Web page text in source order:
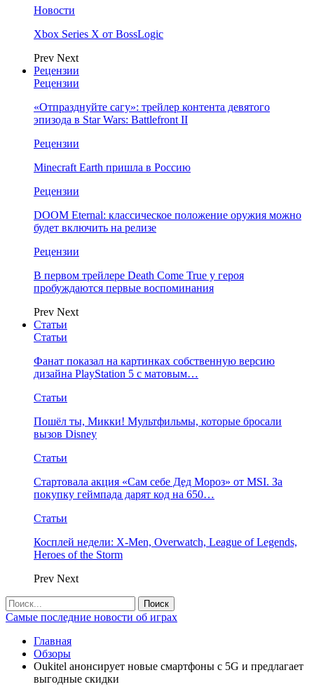
Новости
Xbox Series X от BossLogic
Prev Next
Рецензии
Рецензии
«Отпразднуйте сагу»: трейлер контента девятого
эпизода в Star Wars: Battlefront II
Рецензии
Minecraft Earth пришла в Россию
Рецензии
DOOM Eternal: классическое положение оружия можно
будет включить на релизе
Рецензии
В первом трейлере Death Come True у героя
пробуждаются первые воспоминания
Prev Next
Статьи
Статьи
Фанат показал на картинках собственную версию
дизайна PlayStation 5 с матовым…
Статьи
Пошёл ты, Микки! Мультфильмы, которые бросали
вызов Disney
Статьи
Стартовала акция «Сам себе Дед Мороз» от MSI. За
покупку геймпада дарят код на 650…
Статьи
Косплей недели: X-Men, Overwatch, League of Legends,
Heroes of the Storm
Prev Next
Самые последние новости об играх
Главная
Обзоры
Oukitel анонсирует новые смартфоны с 5G и предлагает
выгодные скидки